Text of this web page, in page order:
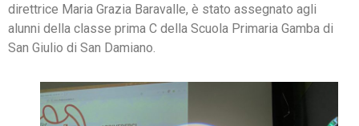
direttrice Maria Grazia Baravalle, è stato assegnato agli
alunni della classe prima C della Scuola Primaria Gamba di
San Giulio di San Damiano.